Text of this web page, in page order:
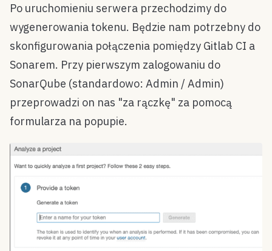
Po uruchomieniu serwera przechodzimy do
wygenerowania tokenu. Będzie nam potrzebny do
skonfigurowania połączenia pomiędzy Gitlab CI a
Sonarem. Przy pierwszym zalogowaniu do
SonarQube (standardowo: Admin / Admin)
przeprowadzi on nas "za rączkę" za pomocą
formularza na popupie.